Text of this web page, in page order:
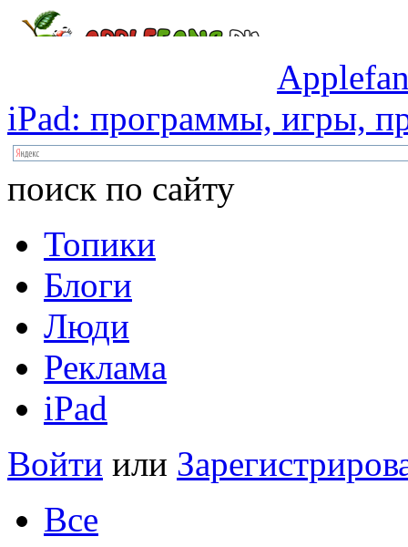
iPad: программы, игры,
поиск по сайту
Топики
Блоги
Люди
Реклама
iPad
Войти или
Все